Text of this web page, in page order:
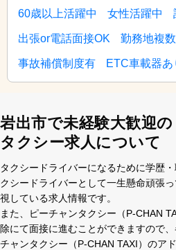
60歳以上活躍中 女性活躍中
出張or電話面接OK 勤務地複
事故補償制度有 ETC車載器あ
岩出市で未経験大歓迎の
タクシー求人について
タクシードライバーになるために学歴
クシードライバーとして⼀⽣懸命頑張
視している求⼈情報です。
また、ピーチャンタクシー（P-CHAN
除にて⾯接に進むことができますので
チャンタクシー（P-CHAN TAXI）のア